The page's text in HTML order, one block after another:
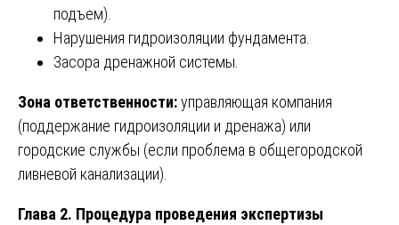
подъем).
Нарушения гидроизоляции фундамента.
Засора дренажной системы.
Зона ответственности:управляющая компания
(поддержание гидроизоляции и дренажа) или
городские службы (если проблема в общегородской
ливневой канализации).
Глава 2. Процедура проведения экспертизы